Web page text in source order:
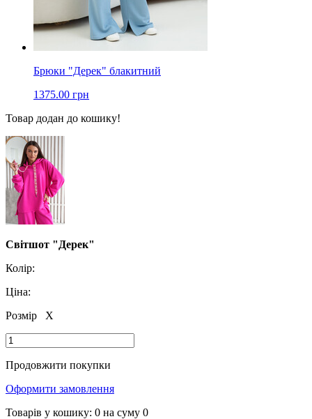
Брюки "Дерек" блакитний
1375.00 грн
Товар додан до кошику!
Світшот "Дерек"
Колір:
Ціна:
Розмір
X
Продовжити покупки
Оформити замовлення
Товарів у кошику: 0 на суму 0